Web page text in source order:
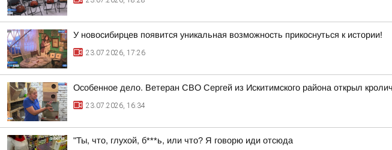
У новосибирцев появится уникальная возможность прикоснуться к истории!
23.07.2026, 17:26
Особенное дело. Ветеран СВО Сергей из Искитимского района открыл
23.07.2026, 16:34
"Ты, что, глухой, б***ь, или что? Я говорю иди отсюда